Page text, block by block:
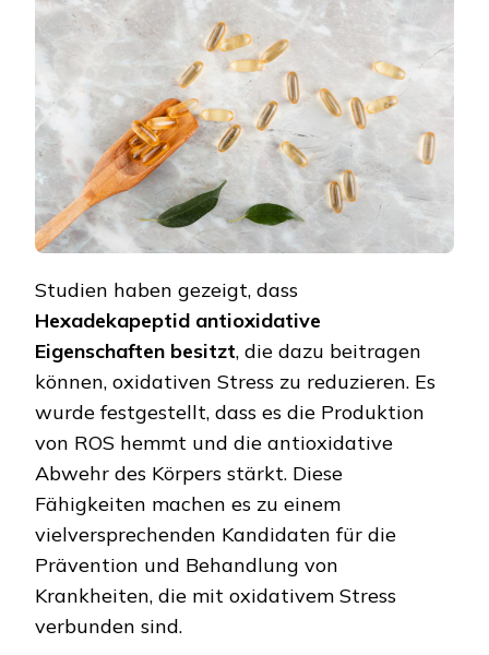
Studien haben gezeigt, dass
Hexadekapeptid antioxidative
Eigenschaften besitzt, die dazu beitragen
können, oxidativen Stress zu reduzieren. Es
wurde festgestellt, dass es die Produktion
von ROS hemmt und die antioxidative
Abwehr des Körpers stärkt. Diese
Fähigkeiten machen es zu einem
vielversprechenden Kandidaten für die
Prävention und Behandlung von
Krankheiten, die mit oxidativem Stress
verbunden sind.